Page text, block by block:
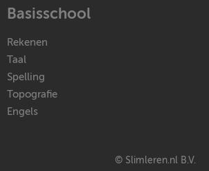
Basisschool
Rekenen
Taal
Spelling
Topografie
Engels
© Slimleren.nl B.V.